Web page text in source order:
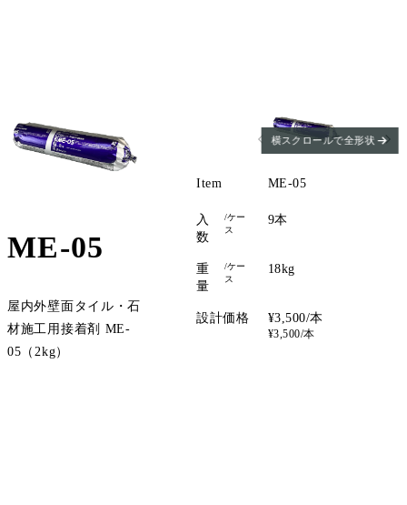
ME-05
屋内外壁面タイル・石
材施工用接着剤 ME-
05（2kg）
Item
入
数
/ケー
ス
重
量
/ケー
ス
設計価格
ME-05
9本
18kg
¥3,500/本
¥3,500/本
横スクロールで全形状